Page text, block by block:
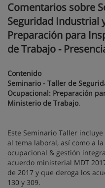
Comentarios sobre
Seguridad Industrial
Preparación para
de Trabajo -
Contenido
Seminario - Taller de
Ocupacional: Preparación
Ministerio de Trabajo.
Este Seminario Taller
al tema laboral, así como a
ocupacional & gestión
acuerdo ministerial MDT
de 2017 y que deroga los
130 y 309.